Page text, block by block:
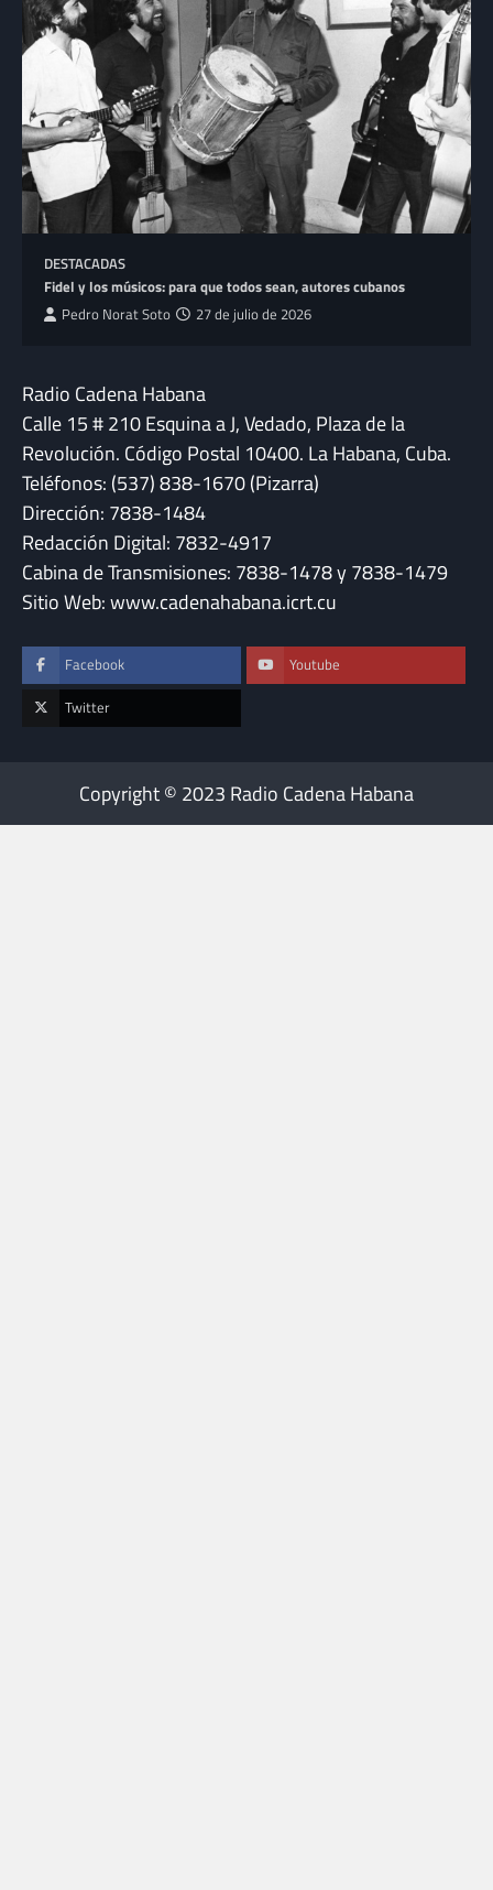
DESTACADAS
Fidel y los músicos: para que todos sean, autores cubanos
Pedro Norat Soto 27 de julio de 2026
Radio Cadena Habana
Calle 15 # 210 Esquina a J, Vedado, Plaza de la
Revolución. Código Postal 10400. La Habana, Cuba.
Teléfonos: (537) 838-1670 (Pizarra)
Dirección: 7838-1484
Redacción Digital: 7832-4917
Cabina de Transmisiones: 7838-1478 y 7838-1479
Sitio Web: www.cadenahabana.icrt.cu
Facebook Youtube
Twitter